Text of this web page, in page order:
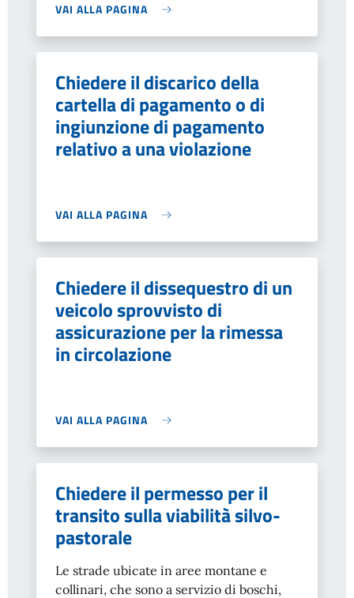
VAI ALLA PAGINA
Chiedere il discarico della
cartella di pagamento o di
ingiunzione di pagamento
relativo a una violazione
VAI ALLA PAGINA
Chiedere il dissequestro di un
veicolo sprovvisto di
assicurazione per la rimessa
in circolazione
VAI ALLA PAGINA
Chiedere il permesso per il
transito sulla viabilità silvo-
pastorale
Le strade ubicate in aree montane e
collinari, che sono a servizio di boschi,